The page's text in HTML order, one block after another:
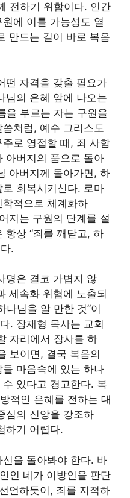
전하기 위함이다. 인간
에 이를 가능성도 열
만드는 길이 바로 복음
떤 자격을 갖출 필요가
님의 은혜 앞에 나오는
을 부르는 자는 구원을
처럼, 예수 그리스도
로 영접할 때, 죄 사함
아버지의 품으로 돌아
아버지께 돌아가면, 하
로 회복시키신다. 로마
적으로 체계화하
지는 구원의 단계를 설
항상 “죄를 깨닫고, 하
.
명은 결코 가볍지 않
세속화 위험에 노출되
나님을 알 만한 것”이
. 장재형 목사는 교회
자리에서 장사를 하
보이면, 결국 복음의
마음속에 있는 하나
있다고 경고한다. 복
적인 은혜를 전하는 대
심의 신앙을 강조하
하기 어렵다.
을 돌아봐야 한다. 바
인 네가 이방인을 판단
언하듯이, 죄를 지적하